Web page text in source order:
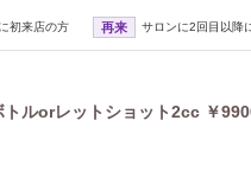
初来店の方 再来 サロンに2回目以降
トルorレットショット2cc ￥